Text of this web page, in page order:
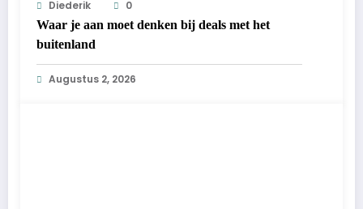
Diederik
0
Waar je aan moet denken bij deals met het
buitenland
Augustus 2, 2026